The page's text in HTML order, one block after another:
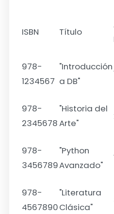
ISBN Título
978-
1234567
"Introducción
a DB"
978-
2345678
"Historia del
Arte"
978-
3456789
"Python
Avanzado"
978-
4567890
"Literatura
Clásica"